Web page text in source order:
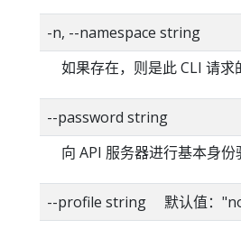
-n, --namespace string
如果存在，则是此 CLI 请求
--password string
向 API 服务器进行基本身份
--profile string 默认值：